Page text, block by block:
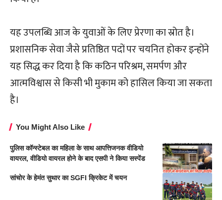
यह उपलब्धि आज के युवाओं के लिए प्रेरणा का स्रोत है।
प्रशासनिक सेवा जैसे प्रतिष्ठित पदों पर चयनित होकर इन्होंने
यह सिद्ध कर दिया है कि कठिन परिश्रम, समर्पण और
आत्मविश्वास से किसी भी मुकाम को हासिल किया जा सकता
है।
You Might Also Like
पुलिस कॉन्स्टेबल का महिला के साथ आपत्तिजनक वीडियो
वायरल, वीडियो वायरल होने के बाद एसपी ने किया सस्पेंड
सांचोर के हेमंत सुथार का SGFI क्रिकेट में चयन